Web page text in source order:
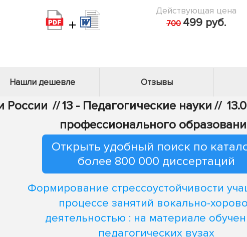
+
Действующая цена
700 499 руб.
Нашли дешевле Отзывы
России //13 - Педагогические науки //
профессионального
Открыть удобный поиск по
более 800 000 диссертаций
Формирование стрессоустойчивости
процессе занятий вокально-
деятельностью : на материале
педагогических вузах